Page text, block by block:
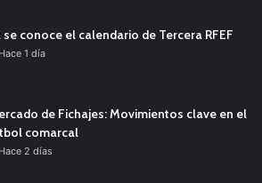
se conoce el calendario de Tercera RFEF
Hace 1 día
de Fichajes: Movimientos clave en el
comarcal
Hace 2 días